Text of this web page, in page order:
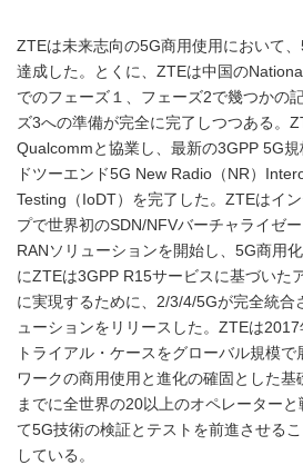
ZTEは未来志向の5G商用使用において
達成した。とくに、ZTEは中国の
でのフェーズ１、フェーズ2で幾つかの
ズ3への準備が完全に完了しつつある。
Qualcommと協業し、最新の3GPP 5G
ドツーエンド5G New Radio（NR）
Testing（IoDT）を完了した。ZTEはイ
プで世界初のSDN/NFVバーチャライゼ
RANソリューションを開始し、5G商用
にZTEは3GPP R15サービスに基づいた
に実現するために、2/3/4/5Gが完全統合
ューションをリリースした。ZTEは
トライアル・ケースをグローバル規模
ワークの商用使用と進化の確固とした基
までに全世界の20以上のオペレーター
て5G技術の検証とテストを前進させる
している。